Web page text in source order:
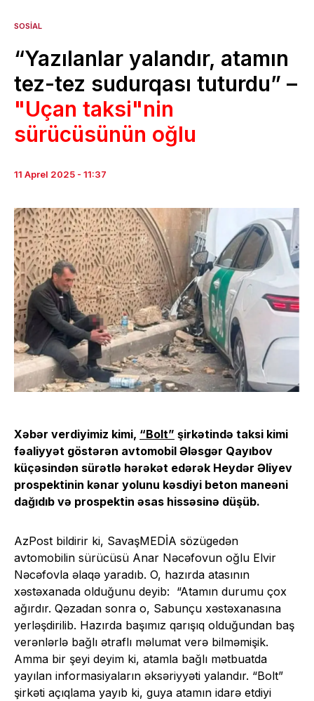
SOSIAL
“Yazılanlar yalandır, atamın
tez-tez sudurqası tuturdu” –
"Uçan taksi"nin
sürücüsünün oğlu
11 Aprel 2025 - 11:37
Xəbər verdiyimiz kimi, “Bolt” şirkətində taksi kimi
fəaliyyət göstərən avtomobil Ələsgər Qayıbov
küçəsindən sürətlə hərəkət edərək Heydər Əliyev
prospektinin kənar yolunu kəsdiyi beton maneəni
dağıdıb və prospektin əsas hissəsinə düşüb.
AzPost bildirir ki, SavaşMEDİA sözügedən
avtomobilin sürücüsü Anar Nəcəfovun oğlu Elvir
Nəcəfovla əlaqə yaradıb. O, hazırda atasının
xəstəxanada olduğunu deyib: “Atamın durumu çox
ağırdır. Qəzadan sonra o, Sabunçu xəstəxanasına
yerləşdirilib. Hazırda başımız qarışıq olduğundan baş
verənlərlə bağlı ətraflı məlumat verə bilməmişik.
Amma bir şeyi deyim ki, atamla bağlı mətbuatda
yayılan informasiyaların əksəriyyəti yalandır. “Bolt”
şirkəti açıqlama yayıb ki, guya atamın idarə etdiyi